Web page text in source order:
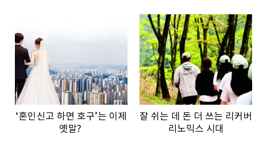
‘혼인신고 하면 호구’는 이제
옛말?
잘 쉬는 데 돈 더 쓰는 리커버
리노믹스 시대